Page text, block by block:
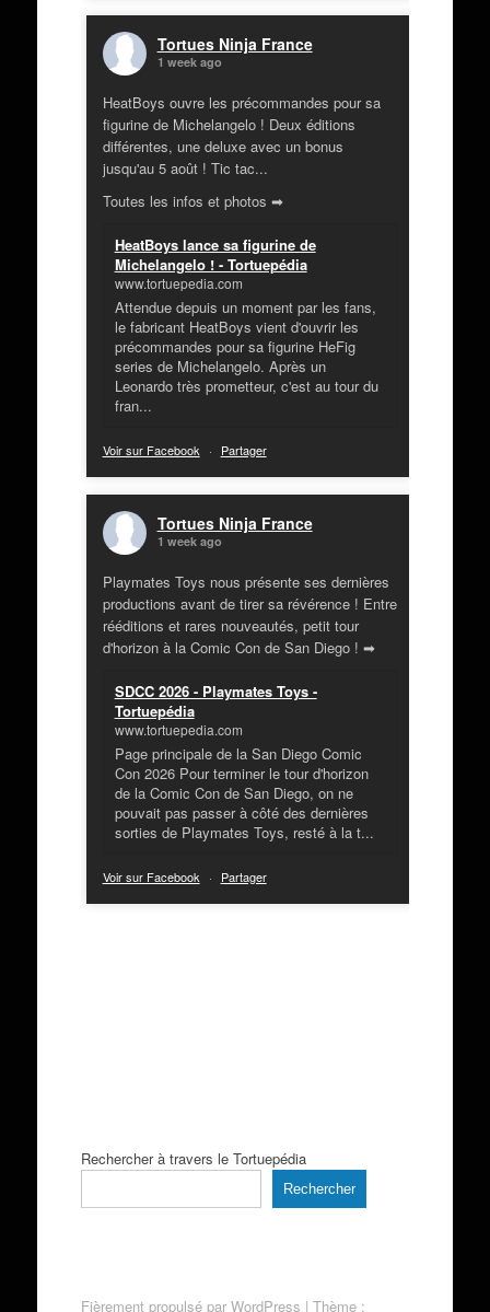
Tortues Ninja France
1 week ago
HeatBoys ouvre les précommandes pour sa
figurine de Michelangelo ! Deux éditions
différentes, une deluxe avec un bonus
jusqu'au 5 août ! Tic tac...
Toutes les infos et photos ➡
HeatBoys lance sa figurine de
Michelangelo ! - Tortuepédia
www.tortuepedia.com
Attendue depuis un moment par les fans,
le fabricant HeatBoys vient d'ouvrir les
précommandes pour sa figurine HeFig
series de Michelangelo. Après un
Leonardo très prometteur, c'est au tour du
fran...
Voir sur Facebook · Partager
Tortues Ninja France
1 week ago
Playmates Toys nous présente ses dernières
productions avant de tirer sa révérence ! Entre
rééditions et rares nouveautés, petit tour
d'horizon à la Comic Con de San Diego ! ➡
SDCC 2026 - Playmates Toys -
Tortuepédia
www.tortuepedia.com
Page principale de la San Diego Comic
Con 2026 Pour terminer le tour d'horizon
de la Comic Con de San Diego, on ne
pouvait pas passer à côté des dernières
sorties de Playmates Toys, resté à la t...
Voir sur Facebook · Partager
Rechercher à travers le Tortuepédia
Rechercher
Fièrement propulsé par WordPress | Thème :